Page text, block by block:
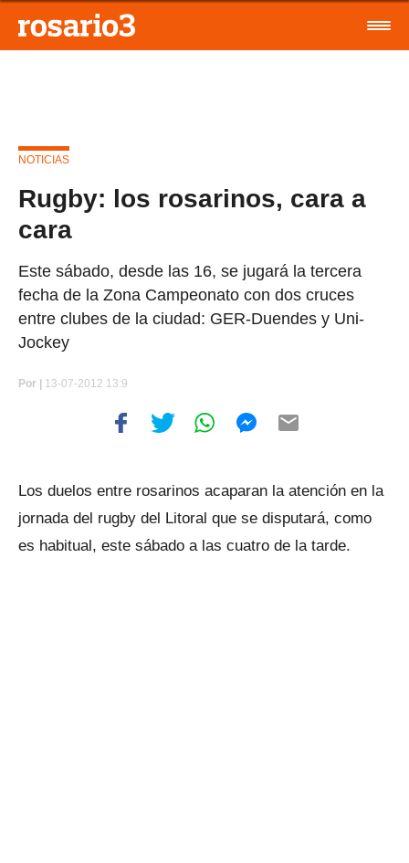
NOTICIAS
Rugby: los rosarinos, cara a
cara
Este sábado, desde las 16, se jugará la tercera
fecha de la Zona Campeonato con dos cruces
entre clubes de la ciudad: GER-Duendes y Uni-
Jockey
Por 13-07-2012 13:9
Los duelos entre rosarinos acaparan la atención en la
jornada del rugby del Litoral que se disputará, como
es habitual, este sábado a las cuatro de la tarde.